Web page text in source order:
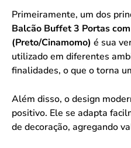
Primeiramente, um dos
Balcão Buffet 3 Portas
(Preto/Cinamomo) é sua
utilizado em diferentes
finalidades, o que o torna
Além disso, o design
positivo. Ele se adapta
de decoração, agregando